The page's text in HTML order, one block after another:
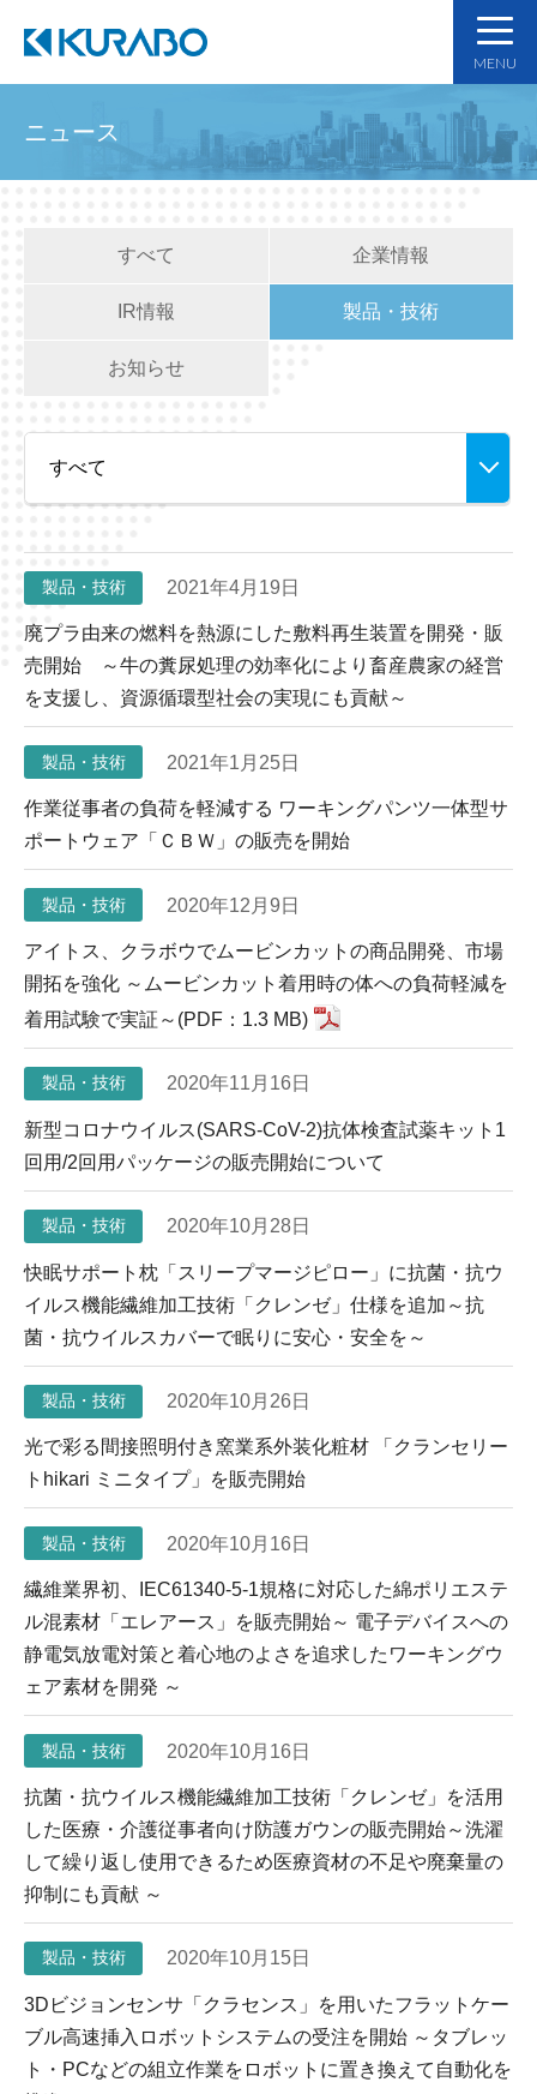
MENU
ニュース
すべて 企業情報
IR情報 製品・技術
お知らせ
製品・技術 2021年4月19日
廃プラ由来の燃料を熱源にした敷料再生装置を開発・販
売開始 ～牛の糞尿処理の効率化により畜産農家の経営
を支援し、資源循環型社会の実現にも貢献～
製品・技術 2021年1月25日
作業従事者の負荷を軽減する ワーキングパンツ一体型サ
ポートウェア「ＣＢＷ」の販売を開始
製品・技術 2020年12月9日
アイトス、クラボウでムービンカットの商品開発、市場
開拓を強化 ～ムービンカット着用時の体への負荷軽減を
着用試験で実証～(PDF：1.3 MB)
製品・技術 2020年11月16日
新型コロナウイルス(SARS-CoV-2)抗体検査試薬キット1
回用/2回用パッケージの販売開始について
製品・技術 2020年10月28日
快眠サポート枕「スリープマージピロー」に抗菌・抗ウ
イルス機能繊維加工技術「クレンゼ」仕様を追加～抗
菌・抗ウイルスカバーで眠りに安心・安全を～
製品・技術 2020年10月26日
光で彩る間接照明付き窯業系外装化粧材 「クランセリー
トhikari ミニタイプ」を販売開始
製品・技術 2020年10月16日
繊維業界初、IEC61340-5-1規格に対応した綿ポリエステ
ル混素材「エレアース」を販売開始～ 電子デバイスへの
静電気放電対策と着心地のよさを追求したワーキングウ
ェア素材を開発 ～
製品・技術 2020年10月16日
抗菌・抗ウイルス機能繊維加工技術「クレンゼ」を活用
した医療・介護従事者向け防護ガウンの販売開始～洗濯
して繰り返し使用できるため医療資材の不足や廃棄量の
抑制にも貢献 ～
製品・技術 2020年10月15日
3Dビジョンセンサ「クラセンス」を用いたフラットケー
ブル高速挿入ロボットシステムの受注を開始 ～タブレッ
ト・PCなどの組立作業をロボットに置き換えて自動化を